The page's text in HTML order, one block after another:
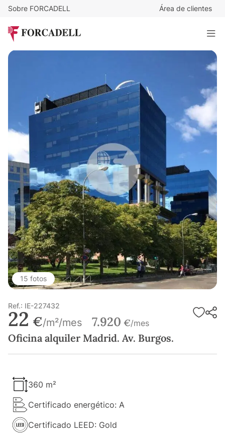
Sobre FORCADELL Área de clientes
Oficina alquiler Madrid. Av. Burgos.
360 m²
15 fotos
Ref.: IE-227432
22 €/m²/mes 7.920 €/mes
Oficina alquiler Madrid. Av. Burgos.
360 m²
Certificado energético: A
Certificado LEED: Gold